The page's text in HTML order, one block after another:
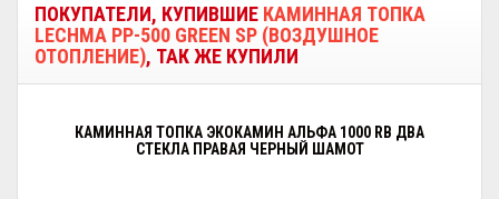
ПОКУПАТЕЛИ, КУПИВШИЕ КАМИННАЯ ТОПКА
LECHMA PP-500 GREEN SP (ВОЗДУШНОЕ
ОТОПЛЕНИЕ), ТАК ЖЕ КУПИЛИ
КАМИННАЯ ТОПКА ЭКОКАМИН АЛЬФА 1000 RB ДВА
СТЕКЛА ПРАВАЯ ЧЕРНЫЙ ШАМОТ